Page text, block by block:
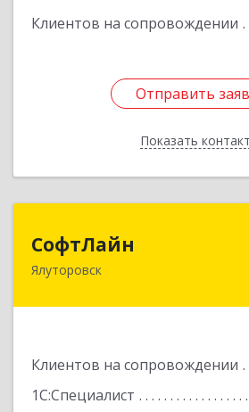
Клиентов на сопровождении
Отправить
Показать
Отправить
Назад
СофтЛайн
Ялуторовск
Клиентов на сопровождении
1С:Специалист
627010, Тюменская обл,